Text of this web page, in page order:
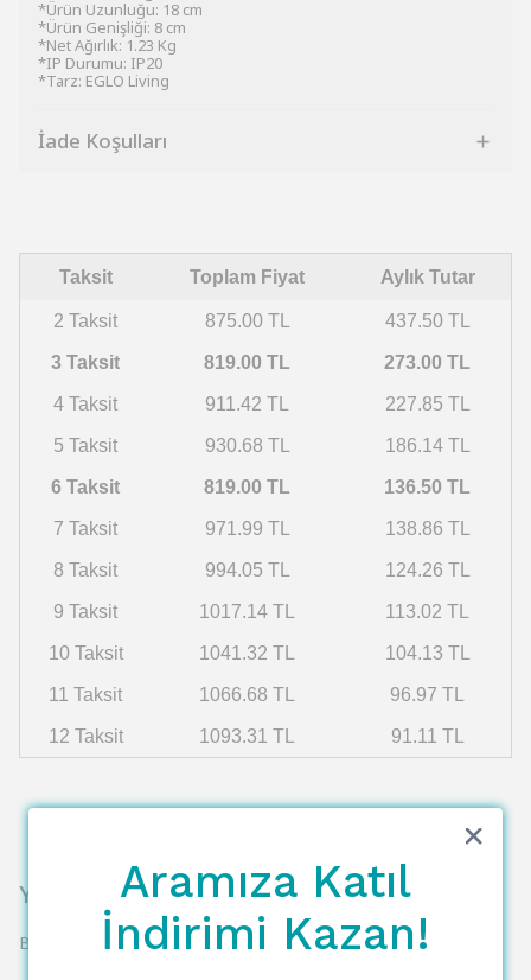
*Ürün Uzunluğu: 18 cm
*Ürün Genişliği: 8 cm
*Net Ağırlık: 1.23 Kg
*IP Durumu: IP20
*Tarz: EGLO Living
İade Koşulları
Taksit Toplam Fiyat Aylık Tutar
2 Taksit 875.00 TL 437.50 TL
3 Taksit 819.00 TL 273.00 TL
4 Taksit 911.42 TL 227.85 TL
5 Taksit 930.68 TL 186.14 TL
6 Taksit 819.00 TL 136.50 TL
7 Taksit 971.99 TL 138.86 TL
8 Taksit 994.05 TL 124.26 TL
9 Taksit 1017.14 TL 113.02 TL
10 Taksit 1041.32 TL 104.13 TL
11 Taksit 1066.68 TL 96.97 TL
12 Taksit 1093.31 TL 91.11 TL
Yorumlar
Bu ürün için henüz yorum yapılmamış.
Aramıza Katıl
İndirimi Kazan!